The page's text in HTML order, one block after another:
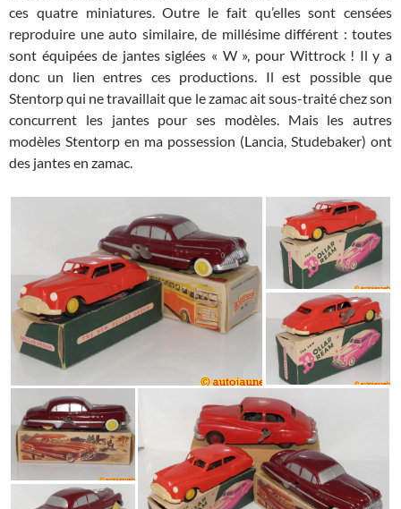
ces quatre miniatures. Outre le fait qu’elles sont censées
reproduire une auto similaire, de millésime différent : toutes
sont équipées de jantes siglées « W », pour Wittrock ! Il y a
donc un lien entres ces productions. Il est possible que
Stentorp qui ne travaillait que le zamac ait sous-traité chez son
concurrent les jantes pour ses modèles. Mais les autres
modèles Stentorp en ma possession (Lancia, Studebaker) ont
des jantes en zamac.